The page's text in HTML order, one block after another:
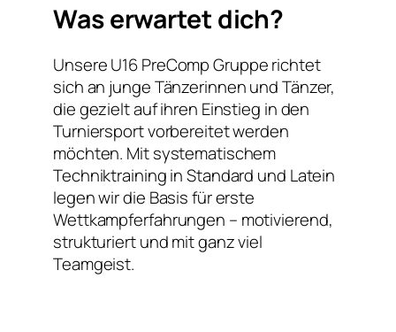
Was erwartet dich?
Unsere U16 PreComp Gruppe richtet
sich an junge Tänzerinnen und Tänzer,
die gezielt auf ihren Einstieg in den
Turniersport vorbereitet werden
möchten. Mit systematischem
Techniktraining in Standard und Latein
legen wir die Basis für erste
Wettkampferfahrungen – motivierend,
strukturiert und mit ganz viel
Teamgeist.